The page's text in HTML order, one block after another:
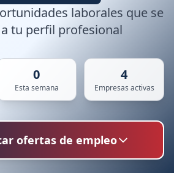
laborales que se
tu perfil profesional
0
Esta semana
4
Empresas activas
ofertas de empleo